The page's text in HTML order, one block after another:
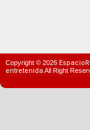
Copyright © 2026
entretenidaAll Right